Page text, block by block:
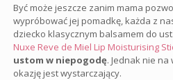
Być może jeszcze zanim mama
wypróbować jej pomadkę, każda z
dziecko klasycznym balsamem do
Nuxe Reve de Miel Lip Moisturising
ustom w niepogodę. Jednak nie
okazję jest wystarczający.